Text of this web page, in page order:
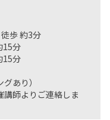
歩 約3分
15分
15分
あり）
師よりご連絡しま